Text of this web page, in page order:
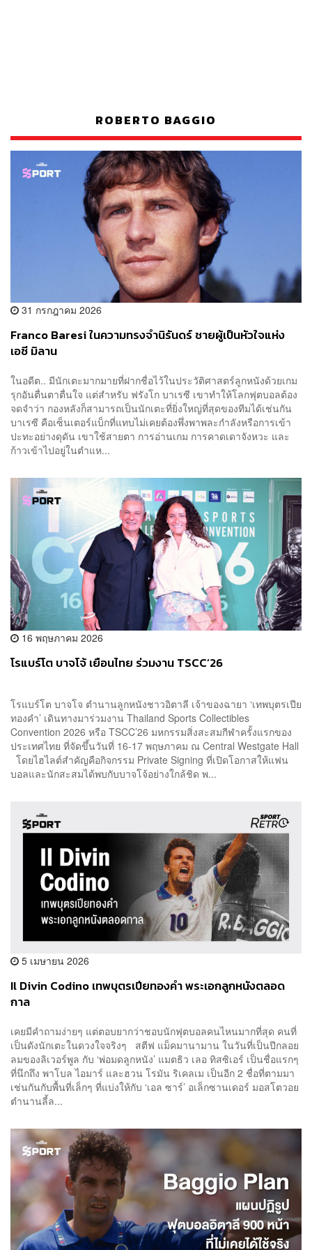
ROBERTO BAGGIO
31 กรกฎาคม 2026
Franco Baresi ในความทรงจำนิรันดร์ ชายผู้เป็นหัวใจแห่ง
เอซี มิลาน
ในอดีต.. มีนักเตะมากมายที่ฝากชื่อไว้ในประวัติศาสตร์ลูกหนังด้วยเกม
รุกอันตื่นตาตื่นใจ แต่สำหรับ ฟรังโก บาเรซี เขาทำให้โลกฟุตบอลต้อง
จดจำว่า กองหลังก็สามารถเป็นนักเตะที่ยิ่งใหญ่ที่สุดของทีมได้เช่นกัน
บาเรซี คือเซ็นเตอร์แบ็กที่แทบไม่เคยต้องพึ่งพาพละกำลังหรือการเข้า
ปะทะอย่างดุดัน เขาใช้สายตา การอ่านเกม การคาดเดาจังหวะ และ
ก้าวเข้าไปอยู่ในตำแห...
16 พฤษภาคม 2026
โรแบร์โต บาจโจ้ เยือนไทย ร่วมงาน TSCC’26
โรแบร์โต บาจโจ ตำนานลูกหนังชาวอิตาลี เจ้าของฉายา ‘เทพบุตรเปีย
ทองคำ’ เดินทางมาร่วมงาน Thailand Sports Collectibles
Convention 2026 หรือ TSCC’26 มหกรรมสิ่งสะสมกีฬาครั้งแรกของ
ประเทศไทย ที่จัดขึ้นวันที่ 16-17 พฤษภาคม ณ Central Westgate Hall
โดยไฮไลต์สำคัญคือกิจกรรม Private Signing ที่เปิดโอกาสให้แฟน
บอลและนักสะสมได้พบกับบาจโจ้อย่างใกล้ชิด พ...
5 เมษายน 2026
Il Divin Codino เทพบุตรเปียทองคำ พระเอกลูกหนังตลอด
กาล
เคยมีคำถามง่ายๆ แต่ตอบยากว่าชอบนักฟุตบอลคนไหนมากที่สุด คนที่
เป็นดังนักเตะในดวงใจจริงๆ สตีฟ แม็คมานามาน ในวันที่เป็นปีกลอย
ลมของลิเวอร์พูล กับ ‘พ่อมดลูกหนัง’ แมตธิว เลอ ทิสซิเอร์ เป็นชื่อแรกๆ
ที่นึกถึง พาโบล ไอมาร์ และฮวน โรมัน ริเคลเม เป็นอีก 2 ชื่อที่ตามมา
เช่นกันกับพื้นที่เล็กๆ ที่แบ่งให้กับ ‘เอล ซาร์’ อเล็กซานเดอร์ มอสโตวอย
ตำนานลี้ล...